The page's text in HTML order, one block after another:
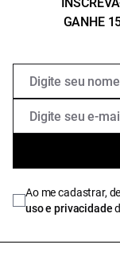
GANHE
Ao me cadastrar,
uso e privacidade